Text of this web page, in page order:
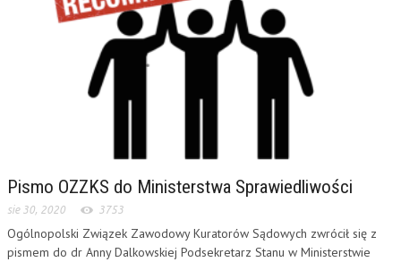
Pismo OZZKS do Ministerstwa Sprawiedliwości
sie 30, 2020 3753
Ogólnopolski Związek Zawodowy Kuratorów Sądowych zwrócił się z
pismem do dr Anny Dalkowskiej Podsekretarz Stanu w Ministerstwie